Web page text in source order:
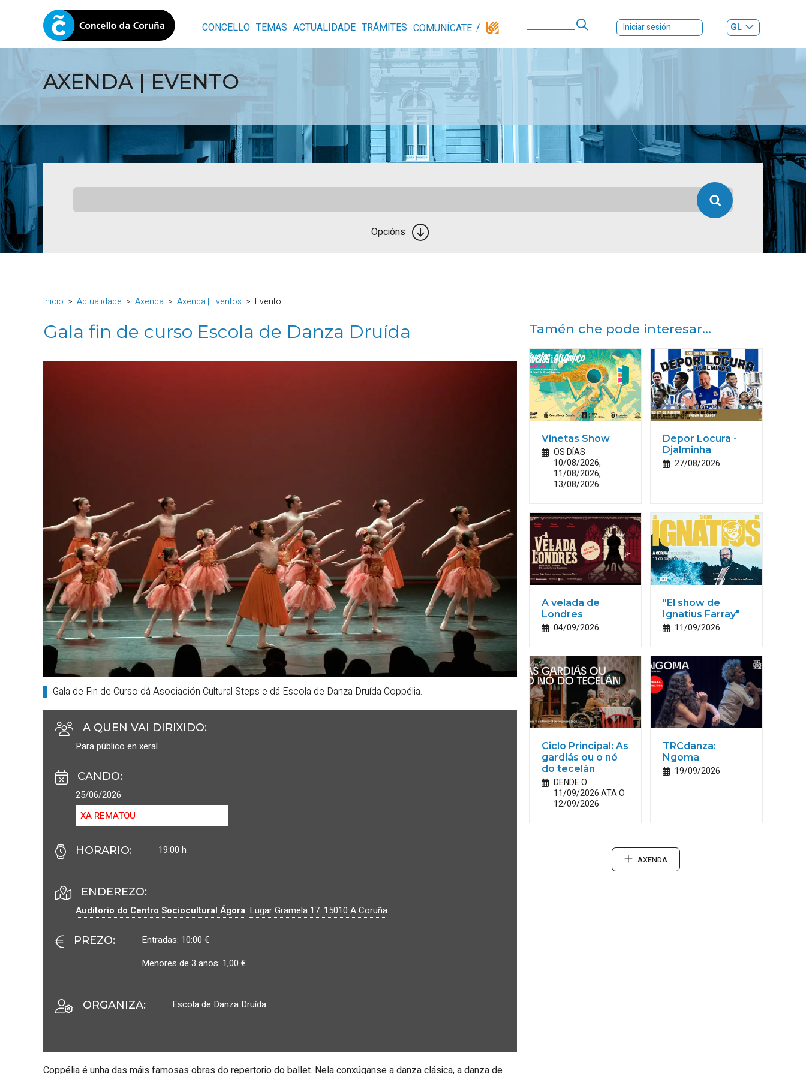
CONCELLO TEMAS ACTUALIDADE TRÁMITES COMUNÍCATE Iniciar sesión
GL
ES|
AXENDA | EVENTO
Opcións
Inicio Actualidade Axenda Axenda | Eventos Evento
Gala fin de curso Escola de Danza Druída
Gala de Fin de Curso dá Asociación Cultural Steps e dá Escola de Danza Druída Coppélia.
A QUEN VAI DIRIXIDO:
Para público en xeral
CANDO:
25/06/2026
XA REMATOU
HORARIO: 19:00 h
ENDEREZO:
Auditorio do Centro Sociocultural Ágora. Lugar Gramela 17. 15010 A Coruña
PREZO:
Entradas: 10:00 €
Menores de 3 anos: 1,00 €
ORGANIZA: Escola de Danza Druída
Coppélia é unha das máis famosas obras do repertorio do ballet. Nela conxúganse a danza clásica, a danza de
Tamén che pode interesar...
Viñetas Show
OS DÍAS
10/08/2026,
11/08/2026,
13/08/2026
Depor Locura -
Djalminha
27/08/2026
A velada de
Londres
04/09/2026
"El show de
Ignatius Farray"
11/09/2026
Ciclo Principal: As
gardiás ou o nó
do tecelán
DENDE O
11/09/2026 ATA O
12/09/2026
TRCdanza:
Ngoma
19/09/2026
AXENDA